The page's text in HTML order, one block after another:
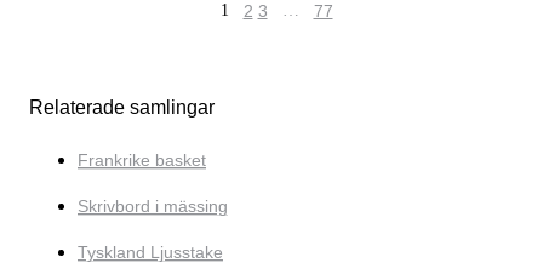
1 2 3 … 77
Relaterade samlingar
Frankrike basket
Skrivbord i mässing
Tyskland Ljusstake